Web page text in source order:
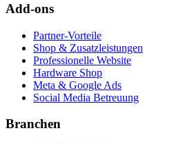
Add-ons
Partner-Vorteile
Shop & Zusatzleistungen
Professionelle Website
Hardware Shop
Meta & Google Ads
Social Media Betreuung
Branchen